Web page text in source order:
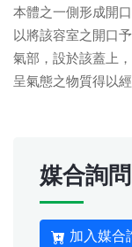
本體之一側形成開
以將該容室之開口
氣部，設於該蓋上
呈氣態之物質得以
媒合詢問
加入媒合